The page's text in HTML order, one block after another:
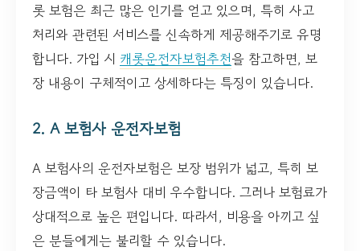
롯 보험은 최근 많은 인기를 얻고 있으며, 특히 사고
처리와 관련된 서비스를 신속하게 제공해주기로 유명
합니다. 가입 시 캐롯운전자보험추천을 참고하면, 보
장 내용이 구체적이고 상세하다는 특징이 있습니다.
2. A 보험사 운전자보험
A 보험사의 운전자보험은 보장 범위가 넓고, 특히 보
장금액이 타 보험사 대비 우수합니다. 그러나 보험료가
상대적으로 높은 편입니다. 따라서, 비용을 아끼고 싶
은 분들에게는 불리할 수 있습니다.